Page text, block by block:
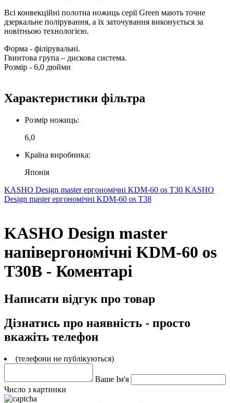
Всі конвекційні полотна ножиць серії Green мають точне
дзеркальне полірування, а їх заточування виконується за
новітньою технологією.
Форма - філірувальні.
Гвинтова група – дискова система.
Розмір - 6,0 дюйми
Характеристики фільтра
Розмір ножиць:
6,0
Країна виробника:
Японія
KASHO Design master ергономічні KDM-60 os T30 KASHO
Design master ергономічні KDM-60 os T38
KASHO Design master
напівергономічні KDM-60 os
T30B - Коментарі
Написати відгук про товар
Дізнатись про наявність - просто
вкажіть телефон
(телефони не публікуються)
Ваше Ім'я
Число з картинки